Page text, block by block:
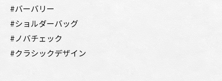
#バーバリー
#ショルダーバッグ
#ノバチェック
#クラシックデザイン